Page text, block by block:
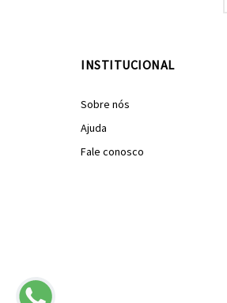
INSTITUCIONAL
Sobre nós
Ajuda
Fale conosco